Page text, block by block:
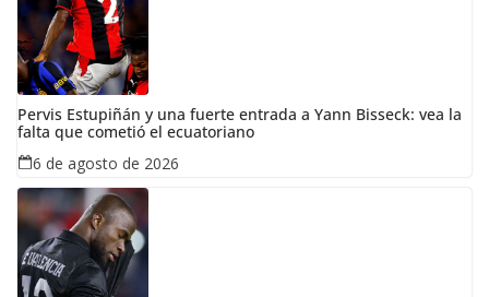
Pervis Estupiñán y una fuerte entrada a Yann Bisseck: vea la
falta que cometió el ecuatoriano
6 de agosto de 2026